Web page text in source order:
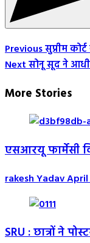
Post
Navigation
Previousसुप्रीम
Nextसोनू सूद ने
More Stories
एसआरयू फार्मेसी
rakesh Yadav
SRU : छात्रों ने